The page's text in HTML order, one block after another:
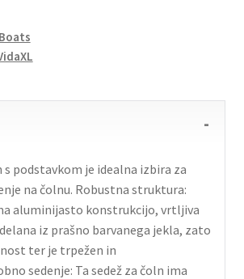
s podstavkom je idealna izbira za
na čolnu. Robustna struktura:
aluminijasto konstrukcijo, vrtljiva
iz prašno barvanega jekla, zato
ter je trpežen in
sedenje: Ta sedež za čoln ima